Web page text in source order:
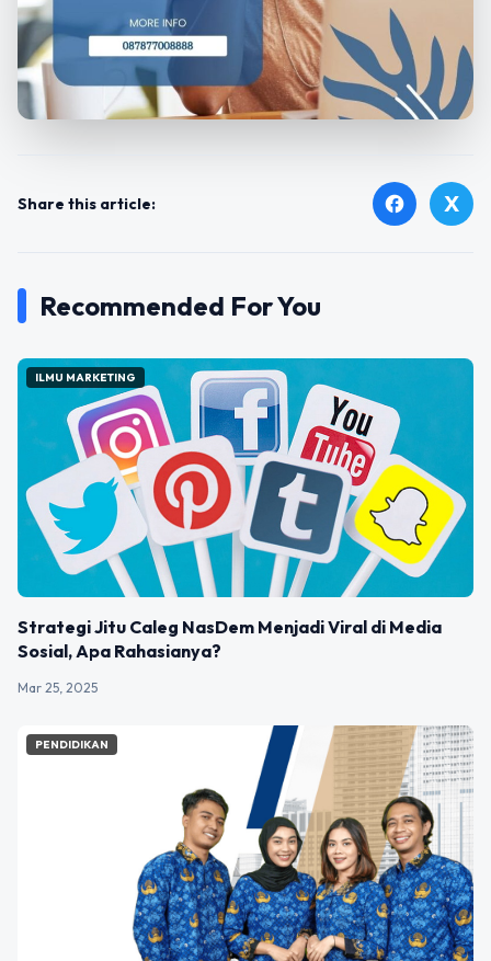
Share this article: facebook X
Recommended For You
ILMU MARKETING
Strategi Jitu Caleg NasDem Menjadi Viral di Media
Sosial, Apa Rahasianya?
Mar 25, 2025
PENDIDIKAN